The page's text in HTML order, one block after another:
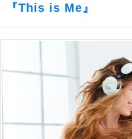
『This is Me』